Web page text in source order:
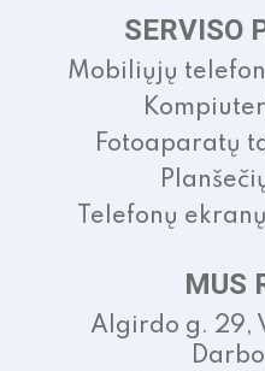
SERVISO
Mobiliųjų
Fotoaparatų
Telefonų
MUS
Algirdo g. 29,